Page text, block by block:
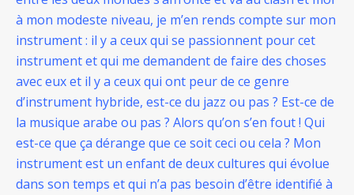
à mon modeste niveau, je m’en rends compte sur mon
instrument : il y a ceux qui se passionnent pour cet
instrument et qui me demandent de faire des choses
avec eux et il y a ceux qui ont peur de ce genre
d’instrument hybride, est-ce du jazz ou pas ? Est-ce de
la musique arabe ou pas ? Alors qu’on s’en fout ! Qui
est-ce que ça dérange que ce soit ceci ou cela ? Mon
instrument est un enfant de deux cultures qui évolue
dans son temps et qui n’a pas besoin d’être identifié à